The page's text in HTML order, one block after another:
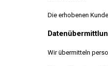
Die erhobenen
Wir übermitteln